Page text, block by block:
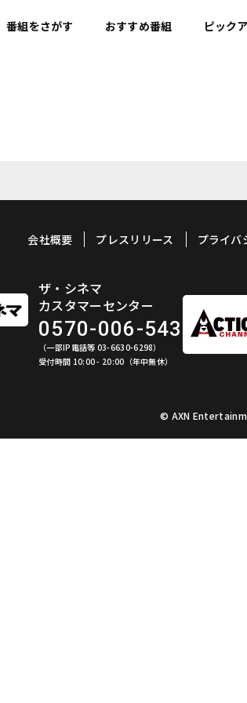
番組をさがす おすすめ番組 ピック
会社概要 プレスリリース プライバ
ザ・シネマ
カスタマーセンター
0570-006-543
（一部IP電話等 03-6630-6298）
受付時間 10:00 - 20:00（年中無休）
©︎ AXN